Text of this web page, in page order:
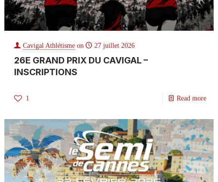
Cavigal Athlétisme on 27 juillet 2026
26E GRAND PRIX DU CAVIGAL –
INSCRIPTIONS
1 Read more